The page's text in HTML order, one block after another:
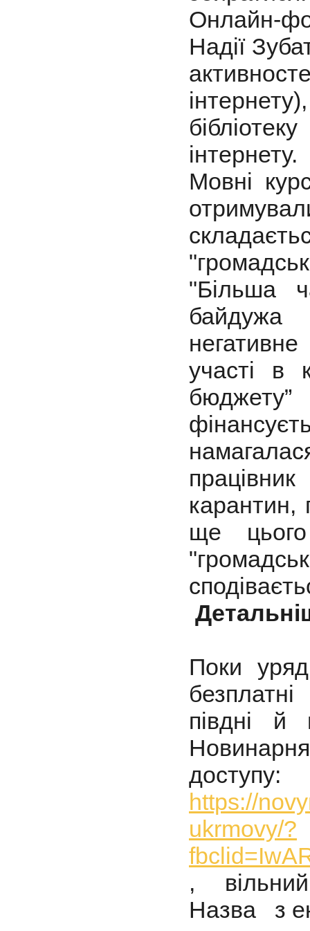
Онлайн-
Надії
інтернету.
Мовні
"Більша
байдужа
участі в
бюджету”
карантин,
ще
Поки
півдні й
доступу:
https://
ukrmovy/?
,
Назва з